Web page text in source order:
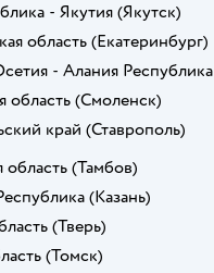
- Якутия(Якутск)
область (Екатеринбург)
- Алания Республика
область (Смоленск)
край (Ставрополь)
область (Тамбов)
(Казань)
(Тверь)
(Томск)